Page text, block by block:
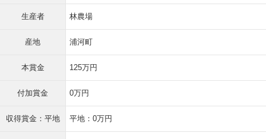
生産者 林農場
産地 浦河町
本賞金 125万円
付加賞金 0万円
収得賞金：平地 平地：0万円